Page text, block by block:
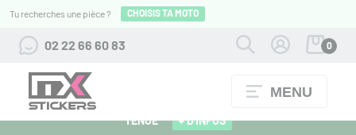
Tu recherches une pièce ? CHOISIS TA MOTO
02 22 66 60 83 0
MENU
ALPINESTARS 27 : FLOCAGE OFFERT POUR L'ACHAT D'UNE
TENUE
+ D'INFOS